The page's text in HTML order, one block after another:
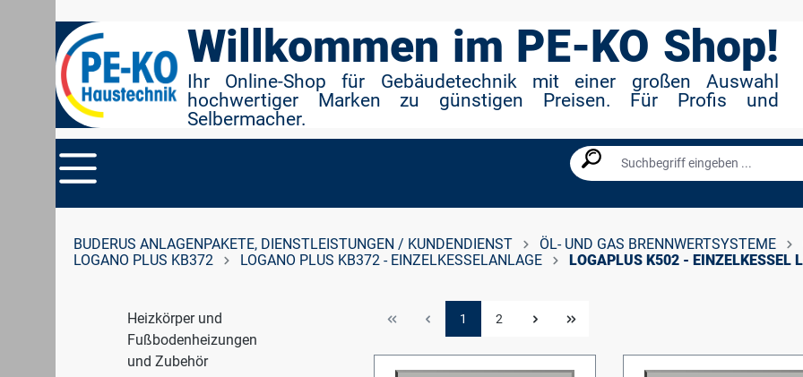
Suche springen
Willkommen im PE-KO Shop!
Ihr Online-Shop für Gebäudetechnik mit einer großen Auswahl
hochwertiger Marken zu günstigen Preisen. Für Profis und
Selbermacher.
BUDERUS ANLAGENPAKETE, DIENSTLEISTUNGEN / KUNDENDIENST ÖL- UND GAS BRENNWERTSYSTEME
LOGANO PLUS KB372
LOGANO PLUS KB372 - EINZELKESSELANLAGE LOGAPLUS K502 - EINZELKESSEL
Heizkörper und
Fußbodenheizungen
und Zubehör
1 2